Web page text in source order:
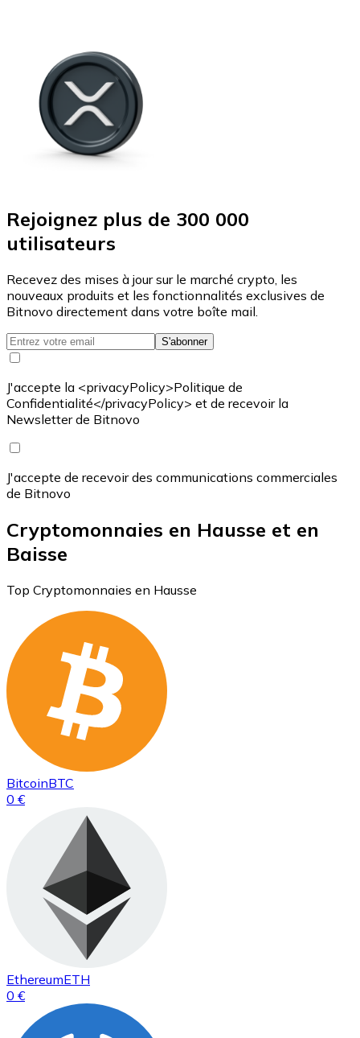
Rejoignez plus de 300 000
utilisateurs
Recevez des mises à jour sur le marché crypto, les
nouveaux produits et les fonctionnalités exclusives de
Bitnovo directement dans votre boîte mail.
S'abonner
J'accepte la <privacyPolicy>Politique de
Confidentialité</privacyPolicy> et de recevoir la
Newsletter de Bitnovo
J'accepte de recevoir des communications commerciales
de Bitnovo
Cryptomonnaies en Hausse et en
Baisse
Top Cryptomonnaies en Hausse
BitcoinBTC
0 €
EthereumETH
0 €